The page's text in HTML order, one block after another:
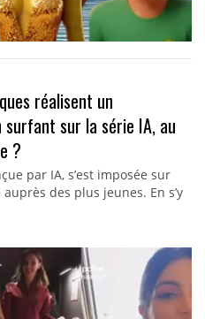
réalisent un
sur la série IA, au
?
par IA, s’est imposée sur
des plus jeunes. En s’y